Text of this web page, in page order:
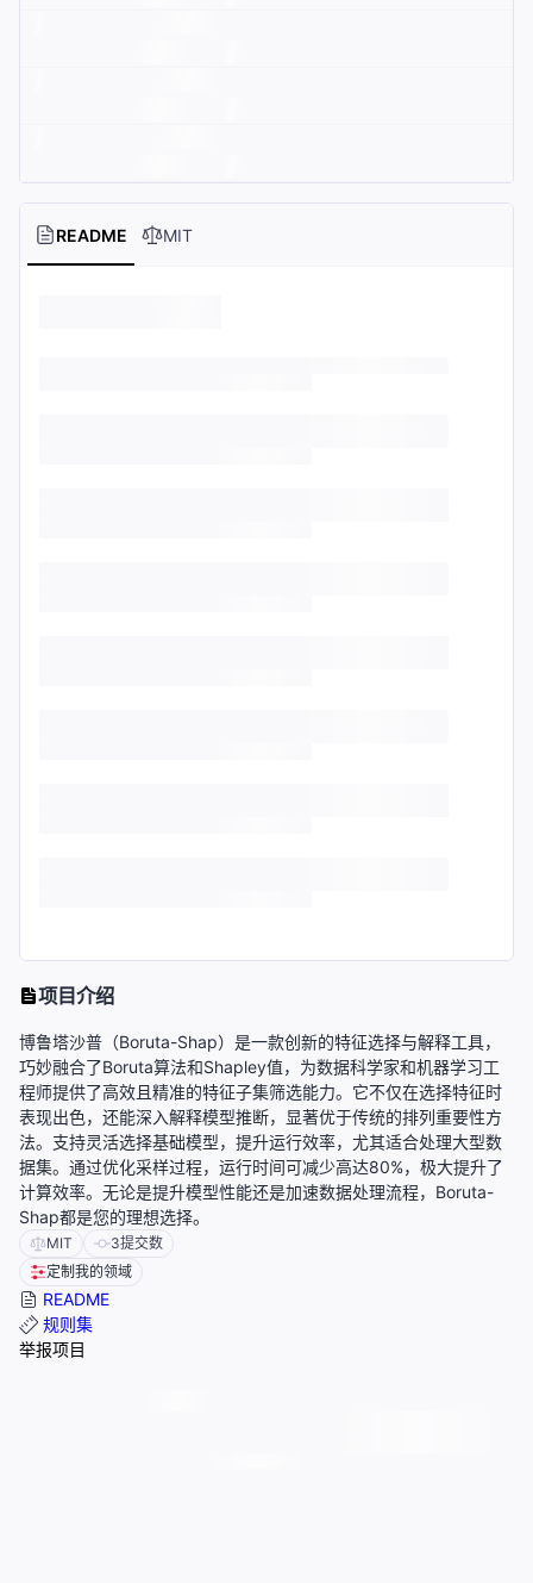
README MIT
项目介绍
博鲁塔沙普（Boruta-Shap）是一款创新的特征选择与解释工具，
巧妙融合了Boruta算法和Shapley值，为数据科学家和机器学习工
程师提供了高效且精准的特征子集筛选能力。它不仅在选择特征时
表现出色，还能深入解释模型推断，显著优于传统的排列重要性方
法。支持灵活选择基础模型，提升运行效率，尤其适合处理大型数
据集。通过优化采样过程，运行时间可减少高达80%，极大提升了
计算效率。无论是提升模型性能还是加速数据处理流程，Boruta-
Shap都是您的理想选择。
MIT 3提交数
定制我的领域
README
规则集
举报项目